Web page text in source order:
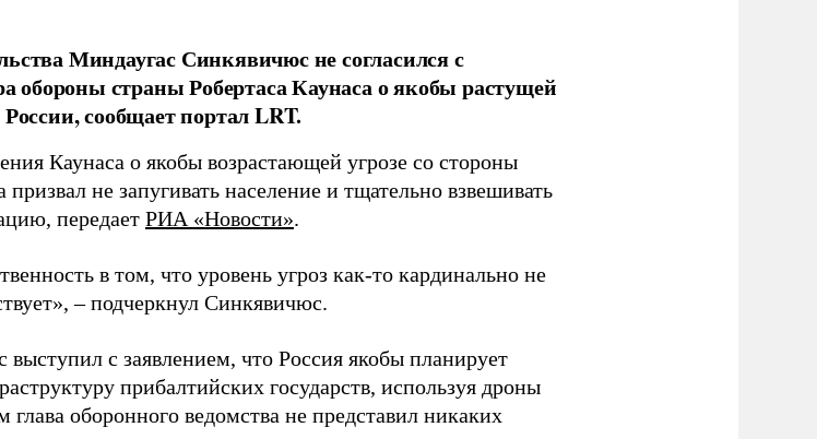
Миндаугас Синкявичюс не согласился с
страны Робертаса Каунаса о якобы растущей
сообщает портал LRT.
Каунаса о якобы возрастающей угрозе со стороны
призвал не запугивать население и тщательно взвешивать
передает РИА «Новости».
в том, что уровень угроз как-то кардинально не
– подчеркнул Синкявичюс.
выступил с заявлением, что Россия якобы планирует
прибалтийских государств, используя дроны
оборонного ведомства не представил никаких